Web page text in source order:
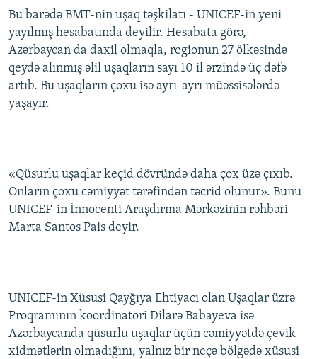
AZADLIQRADIOSU MOBIL TELEFONUNUZDA
BIZIMLƏ ƏLAQƏ
XƏBƏR BÜLLETENLƏRIMIZ
RFE/RL-in bütün saytları
Bu barədə BMT-nin uşaq təşkilatı - UNICEF-in yeni
yayılmış hesabatında deyilir. Hesabata görə,
Azərbaycan da daxil olmaqla, regionun 27 ölkəsində
qeydə alınmış əlil uşaqların sayı 10 il ərzində üç dəfə
artıb. Bu uşaqların çoxu isə ayrı-ayrı müəssisələrdə
yaşayır.
«Qüsurlu uşaqlar keçid dövründə daha çox üzə çıxıb.
Onların çoxu cəmiyyət tərəfindən təcrid olunur». Bunu
UNICEF-in İnnocenti Araşdırma Mərkəzinin rəhbəri
Marta Santos Pais deyir.
UNICEF-in Xüsusi Qayğıya Ehtiyacı olan Uşaqlar üzrə
Proqramının koordinatori Dilarə Babayeva isə
Azərbaycanda qüsurlu uşaqlar üçün cəmiyyətdə çevik
xidmətlərin olmadığını, yalnız bir neçə bölgədə xüsusi